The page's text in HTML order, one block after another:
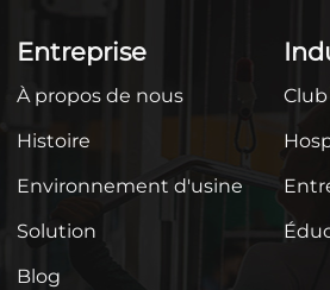
Entreprise
À propos de nous
Histoire
Environnement d'usine
Solution
Blog